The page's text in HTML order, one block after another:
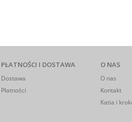
PŁATNOŚCI I DOSTAWA
Dostawa
Płatności
O NAS
O nas
Kontakt
Katia i